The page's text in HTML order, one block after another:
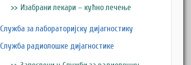
Изабрани лекари – кућно лечење
Служба за лабораторијску дијагностику
Служба радиолошке дијагностике